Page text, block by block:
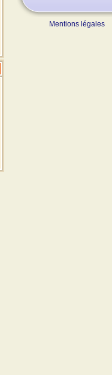
Mentions légales